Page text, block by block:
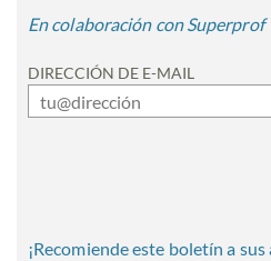
En colaboración con Superprof
DIRECCIÓN DE E-MAIL
¡Recomiende este boletín a sus